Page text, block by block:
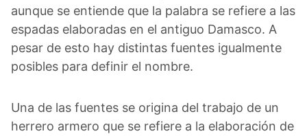
aunque se entiende que la palabra se refiere a las
espadas elaboradas en el antiguo Damasco. A
pesar de esto hay distintas fuentes igualmente
posibles para definir el nombre.
Una de las fuentes se origina del trabajo de un
herrero armero que se refiere a la elaboración de